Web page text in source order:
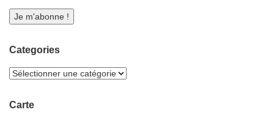
Categories
Carte